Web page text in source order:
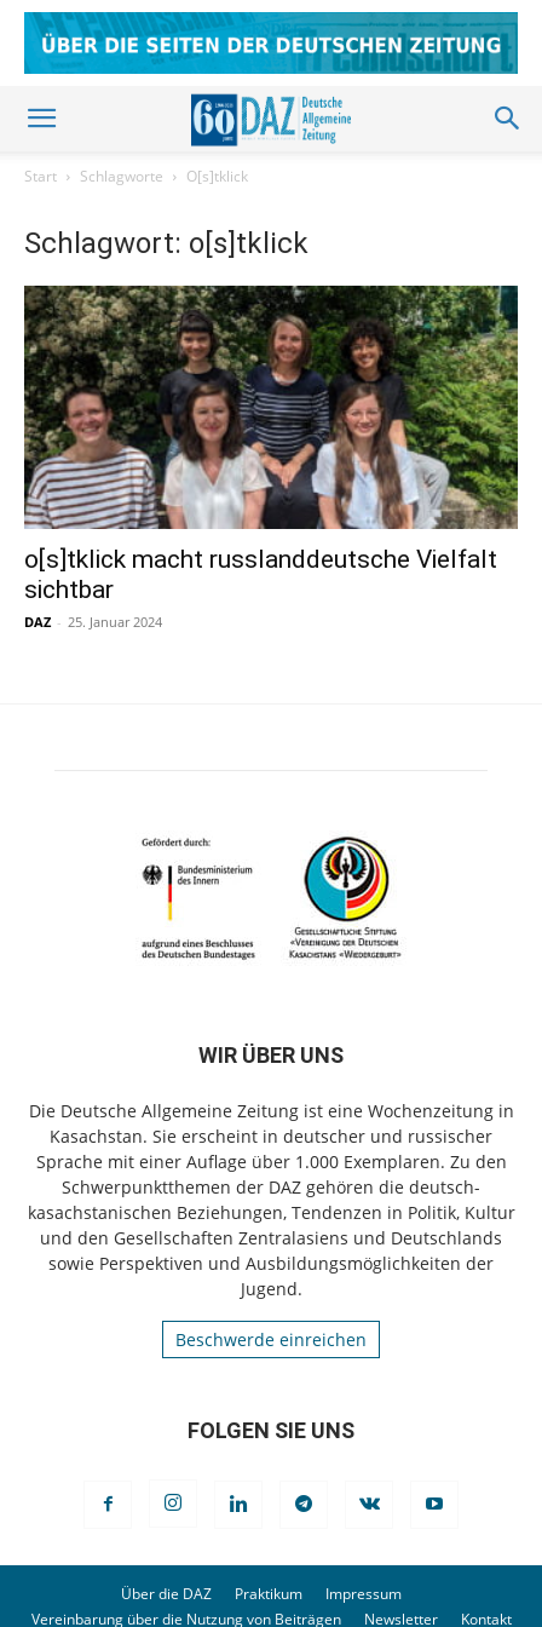
Start Schlagworte O[s]tklick
Schlagwort: o[s]tklick
o[s]tklick macht russlanddeutsche Vielfalt
sichtbar
DAZ - 25. Januar 2024
WIR ÜBER UNS
Die Deutsche Allgemeine Zeitung ist eine Wochenzeitung in
Kasachstan. Sie erscheint in deutscher und russischer
Sprache mit einer Auflage über 1.000 Exemplaren. Zu den
Schwerpunktthemen der DAZ gehören die deutsch-
kasachstanischen Beziehungen, Tendenzen in Politik, Kultur
und den Gesellschaften Zentralasiens und Deutschlands
sowie Perspektiven und Ausbildungsmöglichkeiten der
Jugend.
Beschwerde einreichen
FOLGEN SIE UNS
Über die DAZ Praktikum
Impressum
Vereinbarung über die Nutzung von Beiträgen
Newsletter Kontakt